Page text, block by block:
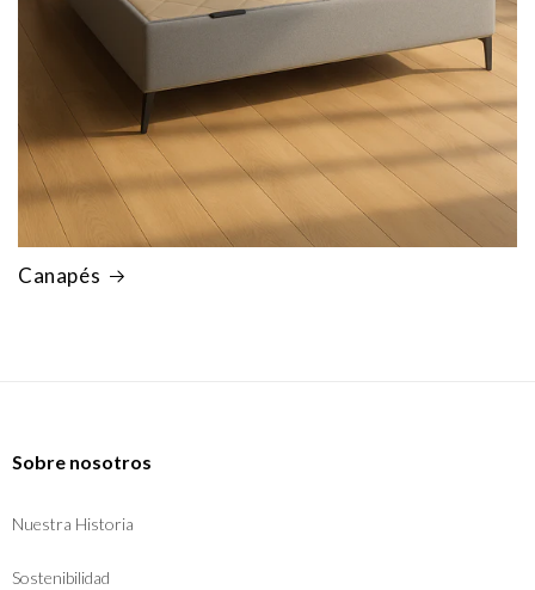
Canapés
Sobre nosotros
Nuestra Historia
Sostenibilidad